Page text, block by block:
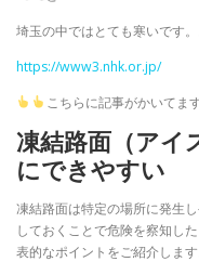
埼玉の中ではとても寒いです。
https://www3.nhk.or.jp/
こちらに記事がかいてま
凍結路面（アイ
にできやすい
凍結路面は特定の場所に発生
しておくことで危険を察知し
表的なポイントをご紹介します